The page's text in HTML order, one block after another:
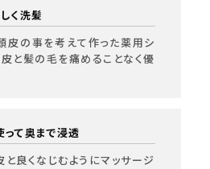
く洗髪
皮の事を考えて作った薬用シ
と髪の毛を痛めることなく優
て奥まで浸透
良くなじむようにマッサージ